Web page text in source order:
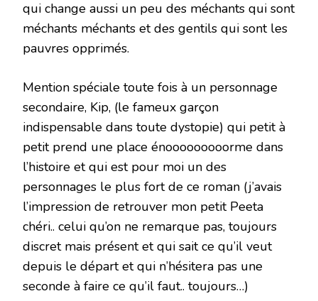
qui change aussi un peu des méchants qui sont
méchants méchants et des gentils qui sont les
pauvres opprimés.
Mention spéciale toute fois à un personnage
secondaire, Kip, (le fameux garçon
indispensable dans toute dystopie) qui petit à
petit prend une place énooooooooorme dans
l’histoire et qui est pour moi un des
personnages le plus fort de ce roman (j’avais
l’impression de retrouver mon petit Peeta
chéri.. celui qu’on ne remarque pas, toujours
discret mais présent et qui sait ce qu’il veut
depuis le départ et qui n’hésitera pas une
seconde à faire ce qu’il faut.. toujours…)